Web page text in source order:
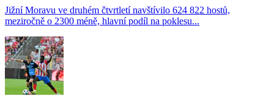
Jižní Moravu ve druhém čtvrtletí navštívilo 624 822 hostů,
meziročně o 2300 méně, hlavní podíl na poklesu...